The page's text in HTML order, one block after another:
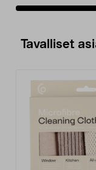
Tavalliset